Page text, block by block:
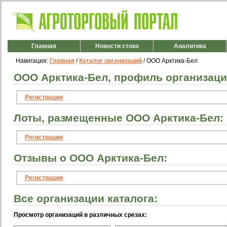
Главная Новости стока Аналитика
Навигация: Главная / Каталог организаций / ООО Арктика-Бел
ООО Арктика-Бел, профиль
Регистрация
Лоты, размещенные ООО Арктика-Бел:
Регистрация
Отзывы о ООО Арктика-Бел:
Регистрация
Все организации каталога:
Просмотр организаций в различных срезах: